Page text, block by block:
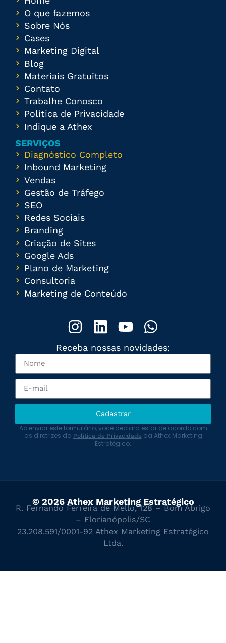
O que fazemos
Sobre Nós
Cases
Marketing Digital
Blog
Materiais Gratuitos
Contato
Trabalhe Conosco
Política de Privacidade
Indique a Athex
SERVIÇOS
Diagnóstico Completo
Inbound Marketing
Vendas
Gestão de Tráfego
SEO
Redes Sociais
Branding
Criação de Sites
Google Ads
Plano de Marketing
Consultoria
Marketing de Conteúdo
Receba nossas novidades:
Cadastrar
Ao enviar este formulário, você declara estar de acordo com
as diretrizes da Política de Privacidade da Athex Marketing
Estratégico.
© 2026 Athex Marketing Estratégico
R. Fernando Ferreira de Mello, 128 – Bom Abrigo
– Florianópolis/SC
23.208.591/0001-92 Athex Marketing Estratégico
Ltda.